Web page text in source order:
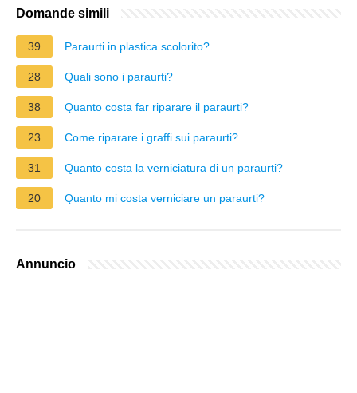
Domande simili
39 Paraurti in plastica scolorito?
28 Quali sono i paraurti?
38 Quanto costa far riparare il paraurti?
23 Come riparare i graffi sui paraurti?
31 Quanto costa la verniciatura di un paraurti?
20 Quanto mi costa verniciare un paraurti?
Annuncio